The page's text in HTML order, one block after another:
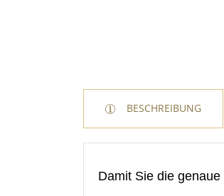
BESCHREIBUNG
Damit Sie die